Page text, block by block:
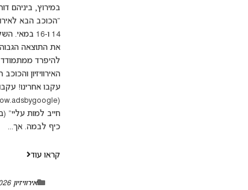
14 ו-16
את התוצאה
להיפרד
האירוויזיון
עקבו אחרינו!
חייב למות
כיף לבמה. אך...
קראו עוד
אירוויזיון 2026